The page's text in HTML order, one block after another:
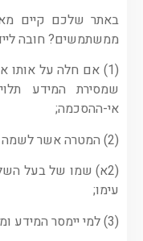
באתר שלכם קיים
ממשתמשים? חובה
(1) אם חלה על אותו
שמסירת המידע
אי-ההסכמה;
(2) המטרה אשר לשמה מבוקש המידע;
(2א) שמו של בעל
עימו;
(3) למי יימסר המידע ומטרות המסירה;